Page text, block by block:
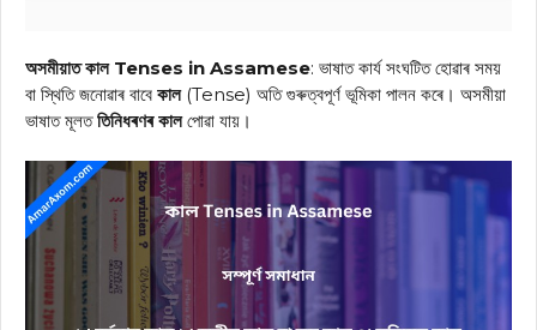
অসমীয়াত কাল Tenses in Assamese: ভাষাত কাৰ্য সংঘটিত হোৱাৰ সময়
বা স্থিতি জনোৱাৰ বাবে কাল(Tense) অতি গুৰুত্বপূর্ণ ভূমিকা পালন কৰে। অসমীয়া
ভাষাত মূলততিনিধৰণৰ কালপোৱা যায়।